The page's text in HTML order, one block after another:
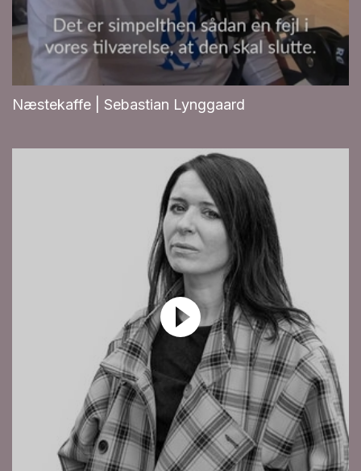
Næstekaffe | Sebastian Lynggaard